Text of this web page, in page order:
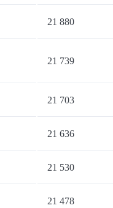
21 880
21 739
21 703
21 636
21 530
21 478